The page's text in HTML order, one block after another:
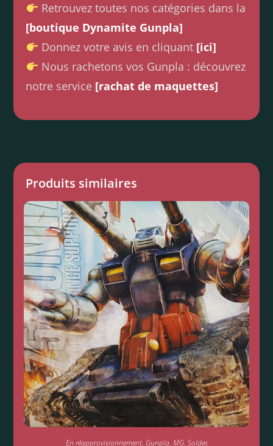
Retrouvez toutes nos catégories dans la
[boutique Dynamite Gunpla]
Donnez votre avis en cliquant [ici]
Nous rachetons vos Gunpla : découvrez
notre service [rachat de maquettes]
Produits similaires
En réapprovisionnement, Gunpla, MG, Soldes